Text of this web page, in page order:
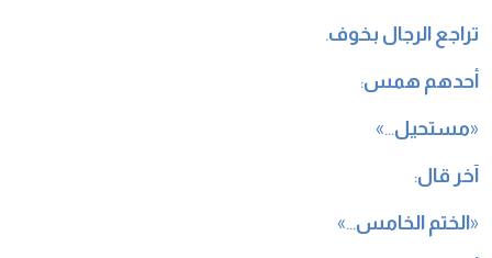
تراجع الرجال بخوف.
أحدهم همس:
«مستحيل…»
آخر قال:
«الختم الخامس…»